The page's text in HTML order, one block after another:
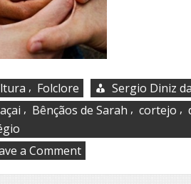
, Folclore
Sergio Diniz
, Bênçãos de Sarah , cortejo ,
a Commenton
8º
Encontro